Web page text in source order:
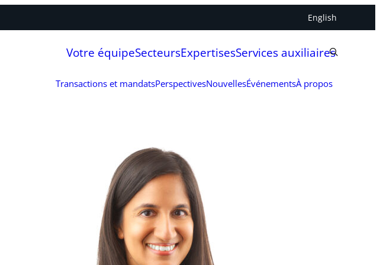
English
Votre équipeSecteursExpertisesServices auxiliaires
Transactions et mandatsPerspectivesNouvellesÉvénementsÀ propos